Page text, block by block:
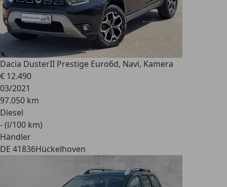
Dacia DusterII Prestige Euro6d, Navi, Kamera
€ 12.490
03/2021
97.050 km
Diesel
- (l/100 km)
Händler
DE 41836Hückelhoven